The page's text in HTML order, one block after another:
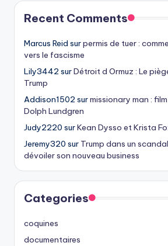
Recent Comments
Marcus Reid surpermis de tuer :
vers le fascisme
Lily3442 surDétroit d Ormuz : Le
Trump
Addison1502 surmissionary man :
Dolph Lundgren
Judy2220 surKean Dysso et Krista
Jeremy320 sur Trump dans un
dévoiler son nouveau business
Categories
coquines
documentaires